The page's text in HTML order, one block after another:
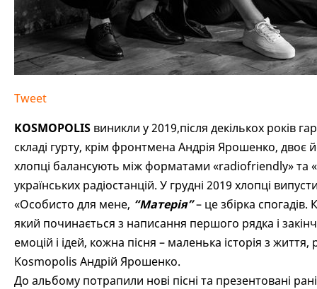
Tweet
KOSMOPOLIS виникли у 2019,після декількох років
складі гурту, крім фронтмена Андрія Ярошенко, двоє
хлопці балансують між форматами «radiofriendly» та
українських радіостанцій. У грудні 2019 хлопці
«Особисто для мене, “Матерія”– це збірка
який починається з написання першого рядка і
емоцій і ідей, кожна пісня – маленька історія з
Kosmopolis Андрій Ярошенко.
До альбому потрапили нові пісні та презентовані